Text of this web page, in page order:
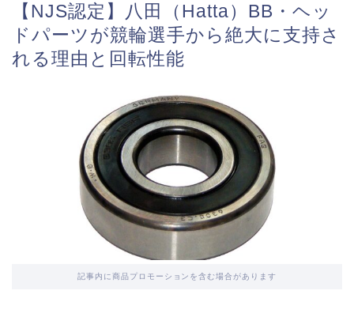
【NJS認定】八田（Hatta）BB・ヘッ
ドパーツが競輪選手から絶大に支持さ
れる理由と回転性能
記事内に商品プロモーションを含む場合があります